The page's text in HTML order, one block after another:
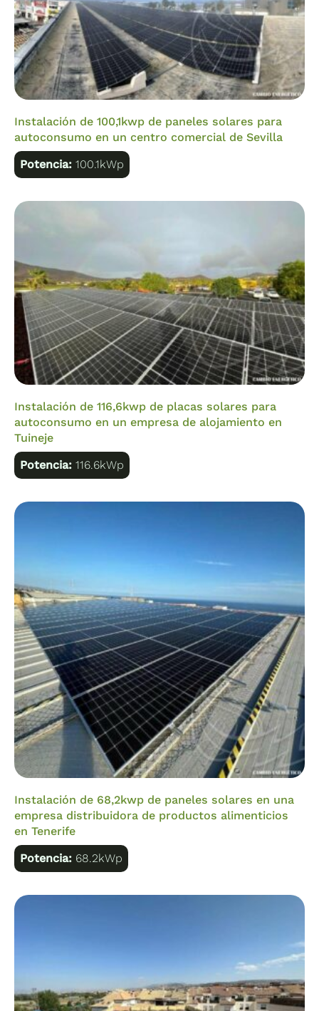
Instalación de 100,1kwp de paneles solares para
autoconsumo en un centro comercial de Sevilla
Potencia:100.1kWp
Instalación de 116,6kwp de placas solares para
autoconsumo en un empresa de alojamiento en
Tuineje
Potencia:116.6kWp
Instalación de 68,2kwp de paneles solares en una
empresa distribuidora de productos alimenticios
en Tenerife
Potencia: 68.2kWp